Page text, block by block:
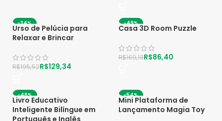
-34%
Urso de Pelúcia para
Relaxar e Brincar
R$195,52R$129,34
-49%
Casa 3D Room Puzzle
R$169,18R$86,40
-46%
Livro Educativo
Inteligente Bilíngue em
Português e Inglês
-54%
Mini Plataforma de
Lançamento Magia Toy